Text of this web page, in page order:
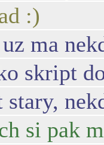
:)
ma
skript
stary,
si pak